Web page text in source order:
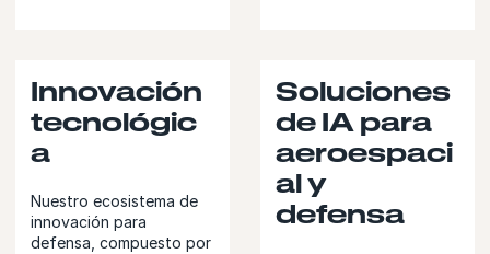
Innovación
tecnológic
a
Nuestro ecosistema de
innovación para
defensa, compuesto por
Soluciones
de IA para
aeroespaci
al y
defensa